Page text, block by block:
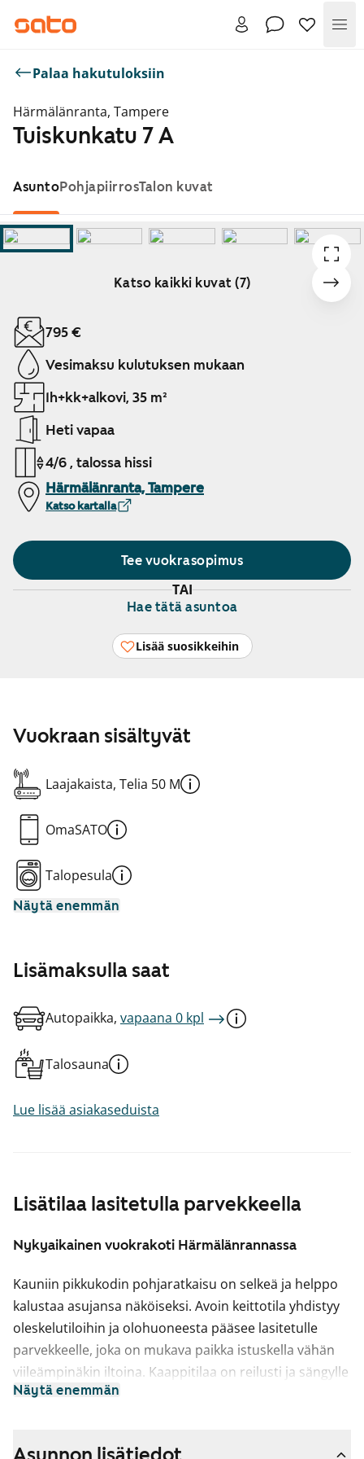
Palaa hakutuloksiin
Härmälänranta, Tampere
Tuiskunkatu 7 A
AsuntoPohjapiirrosTalon kuvat
Katso kaikki kuvat (7)
Näytetään dia 1 / 7
795 €
Vesimaksu kulutuksen mukaan
1h+kk+alkovi, 35 m²
Heti vapaa
4/6 , talossa hissi
Härmälänranta, Tampere
Katso kartalla
Tee vuokrasopimus
TAI
Hae tätä asuntoa
Lisää suosikkeihin
Lisätilaa lasitetulla parvekkeella
Nykyaikainen vuokrakoti Härmälänrannassa
Kauniin pikkukodin pohjaratkaisu on selkeä ja helppo
kalustaa asujansa näköiseksi. Avoin keittotila yhdistyy
oleskelutiloihin ja olohuoneesta pääsee lasitetulle
parvekkeelle, joka on mukava paikka istuskella vähän
viileämpinäkin iltoina. Kaappitilaa on reilusti ja sängylle
on luonteva paikka oleskelutilassa pienen väliseinän
Asuintilojen lattiat ovat valkaistua tammilankkua
Näytä enemmän
Vuokraan sisältyvät
Laajakaista, Telia 50 M
OmaSATO
Talopesula
Näytä enemmän
Lisämaksulla saat
Autopaikka, vapaana 0 kpl
Talosauna
Lue lisää asiakaseduista